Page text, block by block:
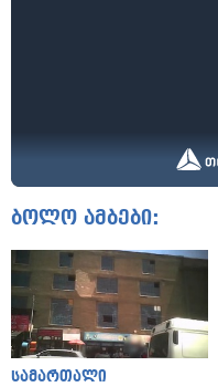
ბოლო ამბები:
სამართალი